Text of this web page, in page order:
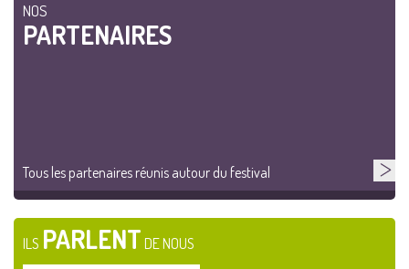
NOS
PARTENAIRES
Tous les partenaires réunis autour du festival
ILS PARLENT DE NOUS